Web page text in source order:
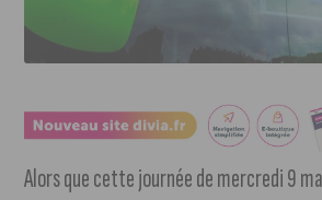
Alors que cette journée de mercredi 9